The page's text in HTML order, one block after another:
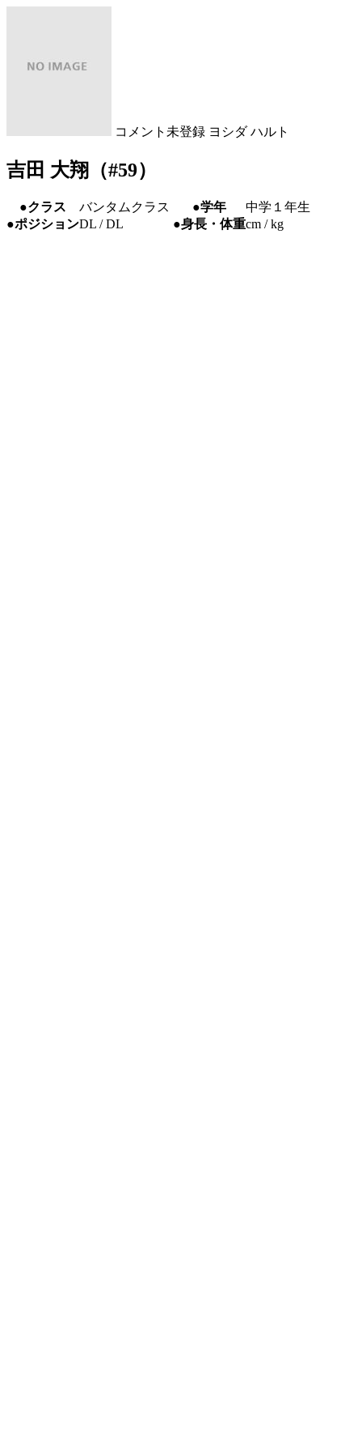
コメント未登録 ヨシダ ハルト
吉田 大翔（#59）
●クラス バンタムクラス ●学年
中学１年生
●ポジションDL / DL ●身長・体重cm / kg